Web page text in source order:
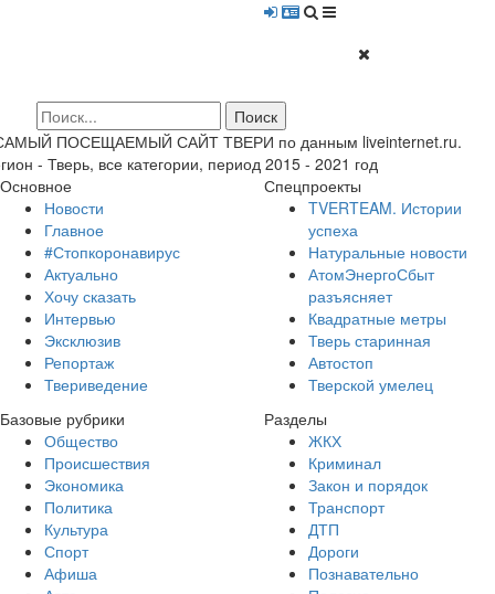
ПОСЕЩАЕМЫЙ САЙТ ТВЕРИ по данным liveinternet.ru.
- Тверь, все категории, период 2015 - 2021 год
Основное
Новости
Главное
#Стопкоронавирус
Актуально
Хочу сказать
Интервью
Эксклюзив
Репортаж
Твериведение
Спецпроекты
TVERTEAM. Истории
успеха
Натуральные новости
АтомЭнергоСбыт
разъясняет
Квадратные метры
Тверь старинная
Автостоп
Тверской умелец
Базовые рубрики
Общество
Происшествия
Экономика
Политика
Культура
Спорт
Афиша
Разделы
ЖКХ
Криминал
Закон и порядок
Транспорт
ДТП
Дороги
Познавательно